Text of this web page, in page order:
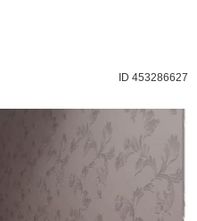
ID 453286627